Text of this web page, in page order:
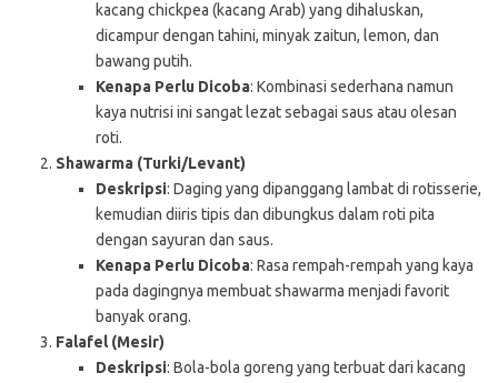
kacang chickpea (kacang Arab) yang dihaluskan,
dicampur dengan tahini, minyak zaitun, lemon, dan
bawang putih.
Kenapa Perlu Dicoba: Kombinasi sederhana namun
kaya nutrisi ini sangat lezat sebagai saus atau olesan
roti.
Shawarma (Turki/Levant)
Deskripsi: Daging yang dipanggang lambat di rotisserie,
kemudian diiris tipis dan dibungkus dalam roti pita
dengan sayuran dan saus.
Kenapa Perlu Dicoba: Rasa rempah-rempah yang kaya
pada dagingnya membuat shawarma menjadi favorit
banyak orang.
Falafel (Mesir)
Deskripsi: Bola-bola goreng yang terbuat dari kacang